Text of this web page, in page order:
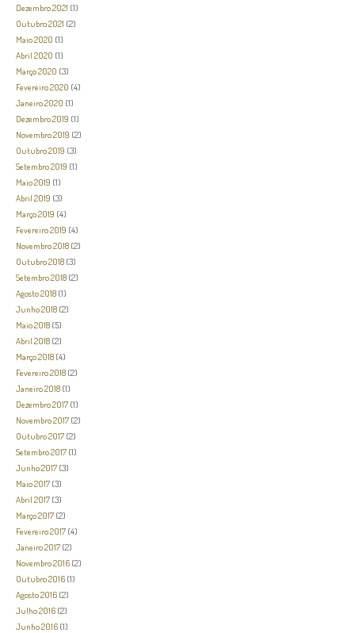
Dezembro 2021 (1)
Outubro 2021 (2)
Maio 2020 (1)
Abril 2020 (1)
Março 2020 (3)
Fevereiro 2020 (4)
Janeiro 2020 (1)
Dezembro 2019 (1)
Novembro 2019 (2)
Outubro 2019 (3)
Setembro 2019 (1)
Maio 2019 (1)
Abril 2019 (3)
Março 2019 (4)
Fevereiro 2019 (4)
Novembro 2018 (2)
Outubro 2018 (3)
Setembro 2018 (2)
Agosto 2018 (1)
Junho 2018 (2)
Maio 2018 (5)
Abril 2018 (2)
Março 2018 (4)
Fevereiro 2018 (2)
Janeiro 2018 (1)
Dezembro 2017 (1)
Novembro 2017 (2)
Outubro 2017 (2)
Setembro 2017 (1)
Junho 2017 (3)
Maio 2017 (3)
Abril 2017 (3)
Março 2017 (2)
Fevereiro 2017 (4)
Janeiro 2017 (2)
Novembro 2016 (2)
Outubro 2016 (1)
Agosto 2016 (2)
Julho 2016 (2)
Junho 2016 (1)